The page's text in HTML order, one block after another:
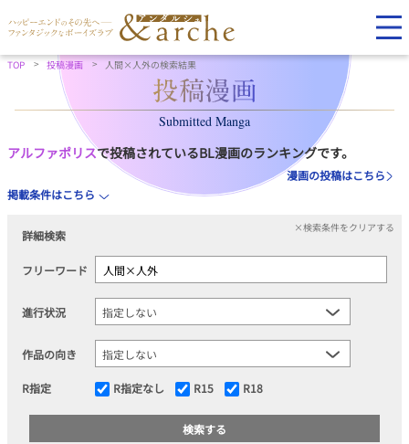
TOP 投稿漫画 人間×人外の検索結果
Submitted Manga
アルファポリスで投稿されているBL漫画のランキングです。
漫画の投稿はこちら
掲載条件はこちら
詳細検索
×検索条件をクリアする
フリーワード
進行状況
作品の向き
R指定 R指定なし R15 R18